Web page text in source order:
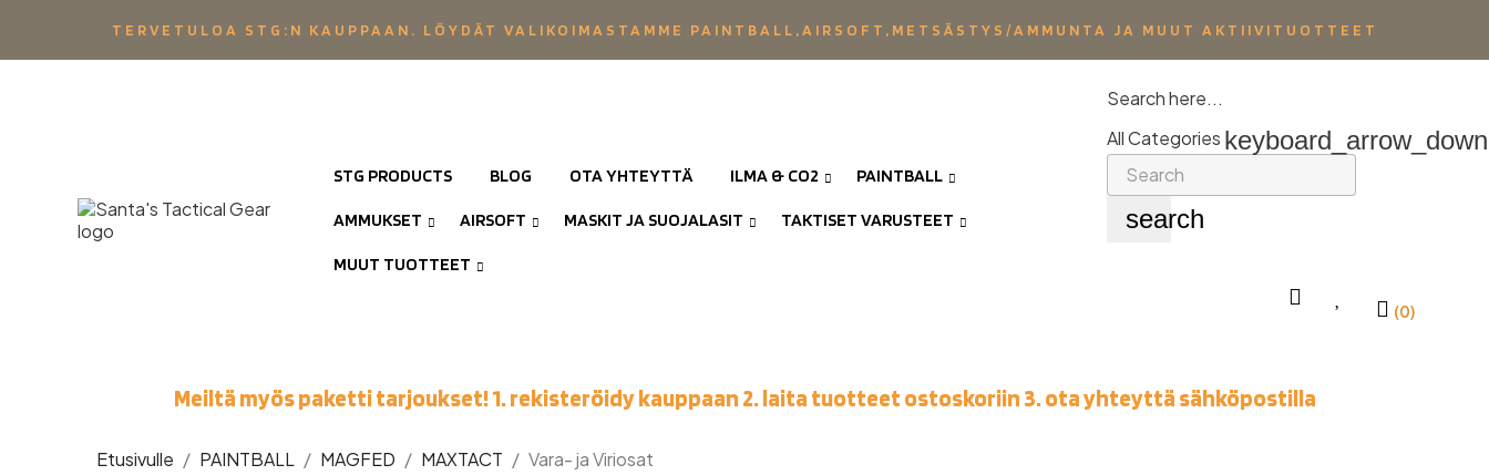
TERVETULOA STG:N KAUPPAAN. LÖYDÄT VALIKOIMASTAMME PAINTBALL,AIRSOFT,METSÄSTYS/AMMUNTA JA MUUT AKTIIVITUOTTEET
STG PRODUCTS BLOG OTA YHTEYTTÄ ILMA & CO2 PAINTBALL
AMMUKSET AIRSOFT MASKIT JA SUOJALASIT TAKTISET VARUSTEET
MUUT TUOTTEET
Search here...
All Categories keyboard_arrow_down
search
(0)
Meiltä myös paketti tarjoukset! 1. rekisteröidy kauppaan 2. laita tuotteet ostoskoriin 3. ota yhteyttä sähköpostilla
Etusivulle PAINTBALL MAGFED MAXTACT Vara- ja Viriosat